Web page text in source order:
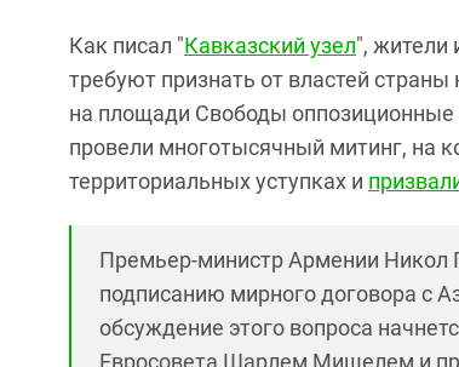
Как писал "Кавказский узел", жители
требуют признать от властей
на площади Свободы
провели многотысячный митинг, на
территориальных уступках и
Премьер-министр Армении Никол
подписанию мирного договора с
обсуждение этого вопроса
Евросовета Шарлем Мишелем и